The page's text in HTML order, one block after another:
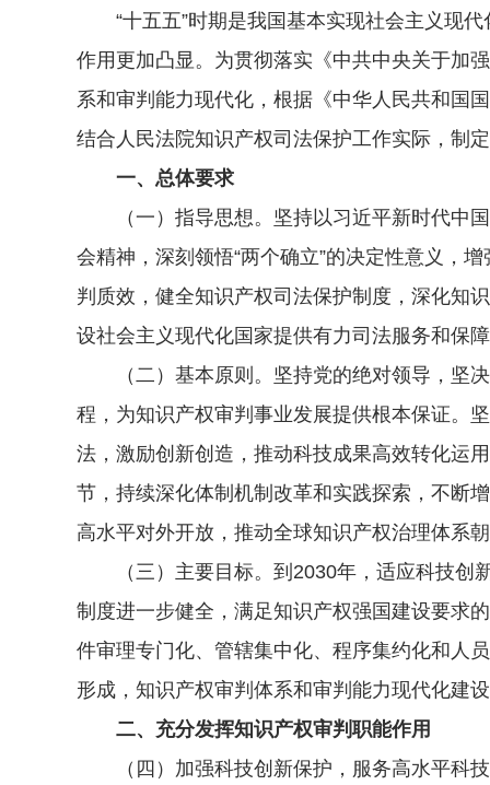
“十五五”时期是我国基本实现社会主义现代
作用更加凸显。为贯彻落实《中共中央关于加
系和审判能力现代化，根据《中华人民共和国
结合人民法院知识产权司法保护工作实际，制
一、总体要求
（一）指导思想。坚持以习近平新时代中国
会精神，深刻领悟“两个确立”的决定性意义，
判质效，健全知识产权司法保护制度，深化知
设社会主义现代化国家提供有力司法服务和保
（二）基本原则。坚持党的绝对领导，坚决
程，为知识产权审判事业发展提供根本保证。
法，激励创新创造，推动科技成果高效转化运
节，持续深化体制机制改革和实践探索，不断
高水平对外开放，推动全球知识产权治理体系
（三）主要目标。到2030年，适应科技创新
制度进一步健全，满足知识产权强国建设要求
件审理专门化、管辖集中化、程序集约化和人
形成，知识产权审判体系和审判能力现代化建
二、充分发挥知识产权审判职能作用
（四）加强科技创新保护，服务高水平科技